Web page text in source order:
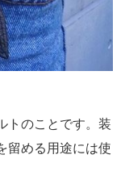
トのことです。装
留める用途には使